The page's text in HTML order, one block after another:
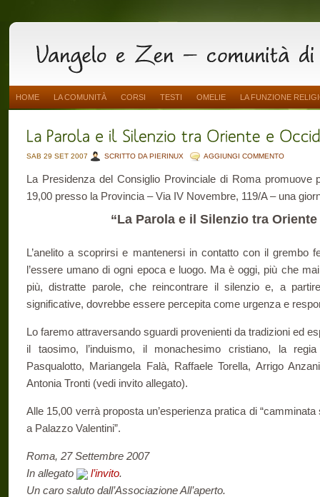
HOME LA COMUNITÀ CORSI TESTI OMELIE LA FUNZIONE
SAB 29 SET 2007 SCRITTO DA PIERINUX AGGIUNGI COMMENTO
La Presidenza del Consiglio Provinciale di Roma promuove
19,00 presso la Provincia – Via IV Novembre, 119/A – una
“La Parola e il Silenzio tra
L’anelito a scoprirsi e mantenersi in contatto con il grembo
l’essere umano di ogni epoca e luogo. Ma è oggi, più che
più, distratte parole, che reincontrare il silenzio e, a
significative, dovrebbe essere percepita come urgenza e
Lo faremo attraversando sguardi provenienti da tradizioni ed
il taosimo, l’induismo, il monachesimo cristiano, la
Pasqualotto, Mariangela Falà, Raffaele Torella, Arrigo
Antonia Tronti (vedi invito allegato).
Alle 15,00 verrà proposta un’esperienza pratica di
a Palazzo Valentini”.
Roma, 27 Settembre 2007
In allegato
l’invito.
Un caro saluto dall’Associazione All’aperto.